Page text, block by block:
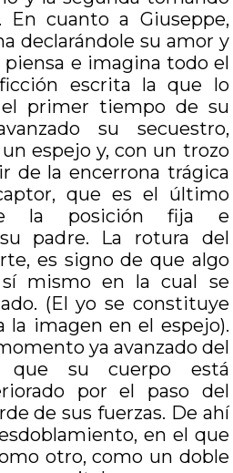
En cuanto a Giuseppe,
declarándole su amor y
e imagina todo el
escrita la que lo
primer tiempo de su
su secuestro,
espejo y, con un trozo
de la encerrona trágica
que es el último
la posición fija e
padre. La rotura del
es signo de que algo
mismo en la cual se
(El yo se constituye
la imagen en el espejo).
ya avanzado del
que su cuerpo está
por el paso del
de sus fuerzas. De ahí
en el que
otro, como un doble